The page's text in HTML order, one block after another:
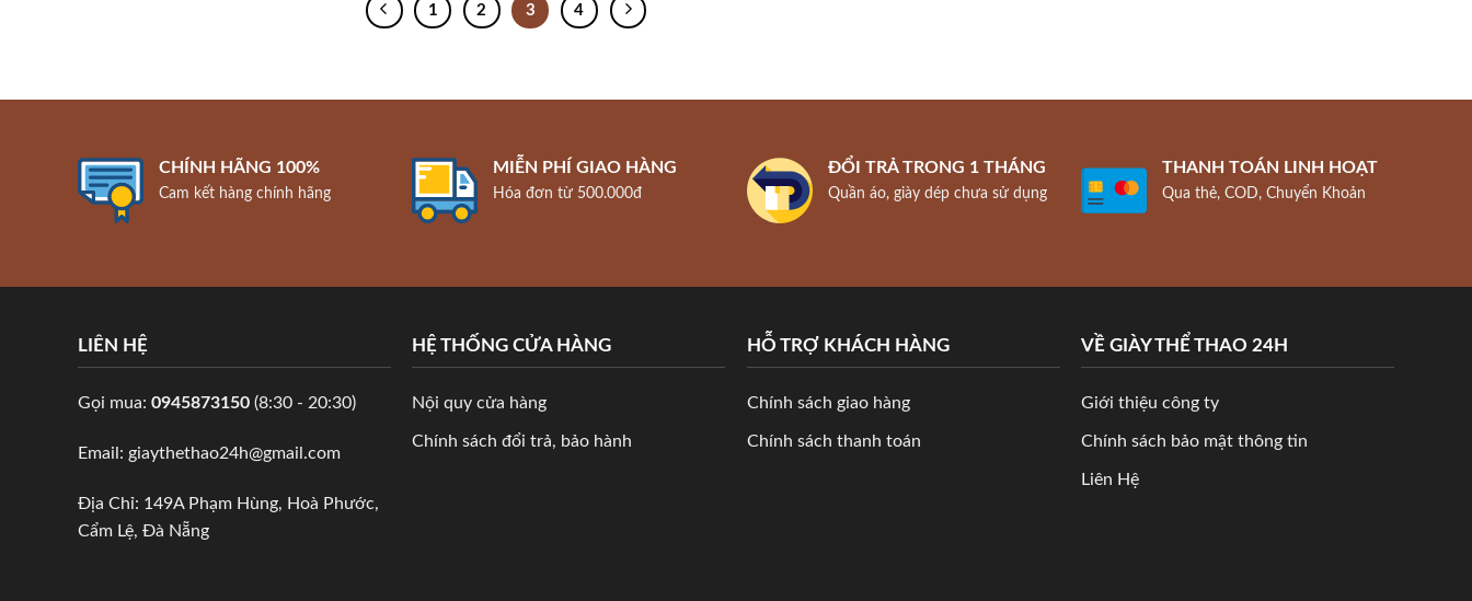
1 2 3 4
CHÍNH HÃNG 100%
Cam kết hàng chính hãng
MIỄN PHÍ GIAO HÀNG
Hóa đơn từ 500.000đ
ĐỔI TRẢ TRONG 1 THÁNG
Quần áo, giày dép chưa sử dụng
THANH TOÁN LINH HOẠT
Qua thẻ, COD, Chuyển Khoản
LIÊN HỆ
Gọi mua: 0945873150(8:30 - 20:30)
Email: giaythethao24h@gmail.com
Địa Chỉ: 149A Phạm Hùng, Hoà Phước,
Cẩm Lệ, Đà Nẵng
HỆ THỐNG CỬA HÀNG
Nội quy cửa hàng
Chính sách đổi trả, bảo hành
HỖ TRỢ KHÁCH HÀNG
Chính sách giao hàng
Chính sách thanh toán
VỀ GIÀY THỂ THAO 24H
Giới thiệu công ty
Chính sách bảo mật thông tin
Liên Hệ